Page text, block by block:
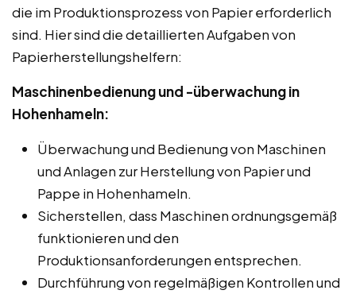
die im Produktionsprozess von Papier erforderlich
sind. Hier sind die detaillierten Aufgaben von
Papierherstellungshelfern:
Maschinenbedienung und -überwachung in
Hohenhameln:
Überwachung und Bedienung von Maschinen
und Anlagen zur Herstellung von Papier und
Pappe in Hohenhameln.
Sicherstellen, dass Maschinen ordnungsgemäß
funktionieren und den
Produktionsanforderungen entsprechen.
Durchführung von regelmäßigen Kontrollen und